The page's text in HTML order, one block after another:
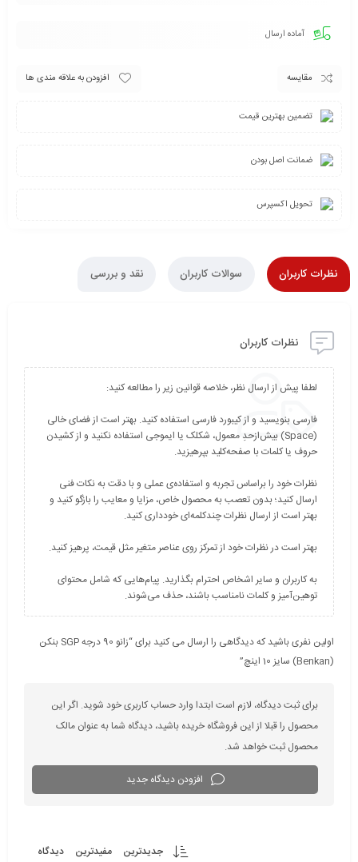
آماده ارسال
مقایسه افزودن به علاقه مندی ها
تضمین بهترین قیمت
ضمانت اصل بودن
تحویل اکسپرس
نظرات کاربران سوالات کاربران نقد و بررسی
نظرات کاربران
فارسی بنویسید و از کیبورد فارسی استفاده کنید. بهتر است از فضای خالی
(Space) بیش‌از‌حدِ معمول، شکلک یا ایموجی استفاده نکنید و از کشیدن
نظرات خود را براساس تجربه و استفاده‌ی عملی و با دقت به نکات فنی
ارسال کنید؛ بدون تعصب به محصول خاص، مزایا و معایب را بازگو کنید و
به کاربران و سایر اشخاص احترام بگذارید. پیام‌هایی که شامل محتوای
توهین‌آمیز و کلمات نامناسب باشند، حذف می‌شوند.
اولین نفری باشید که دیدگاهی را ارسال می کنید برای “زانو 90 درجه SGP بنکن
(Benkan) سایز 10 اینچ”
برای ثبت دیدگاه، لازم است ابتدا وارد حساب کاربری خود شوید. اگر این
محصول را قبلا از این فروشگاه خریده باشید، دیدگاه شما به عنوان مالک
محصول ثبت خواهد شد.
افزودن دیدگاه جدید
جدیدترین مفیدترین
دیدگاه